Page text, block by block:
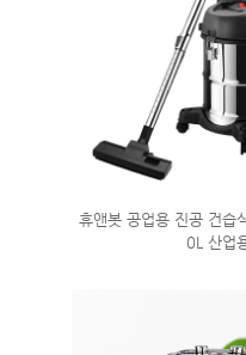
휴앤봇 공업용 진공 건습
0L 산업